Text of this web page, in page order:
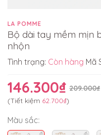
LA POMME
Bộ dài tay mềm mịn
nhộn
Tình trạng: Còn hàng Mã
146.300₫ 209.000₫
(Tiết kiệm 62.700₫)
Màu sắc: